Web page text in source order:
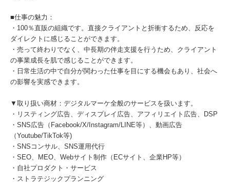
■仕事の魅力：
・100％直販の組織です。直接クライアントと折衝するため、反応を
ダイレクトに感じることができます。
・売って終わりでなく、中長期の伴走支援を行うため、クライアント
の事業成長を肌で感じることができます。
・日常生活の中で自分が関わった仕事を目にする機会もあり、社会へ
の影響を実感できます。
▼取り扱い商材：デジタルマーケ全般のサービスを扱います。
・リスティング広告、ディスプレイ広告、アフィリエイト広告、DSP
・SNS広告（Facebook/X/Instagram/LINE等）、動画広告
（Youtube/TikTok等)
・SNSコンサル、SNS運用代行
・SEO、MEO、Webサイト制作（ECサイト、企業HP等）
・自社プロダクト・サービス
・ストラテジックプランニング